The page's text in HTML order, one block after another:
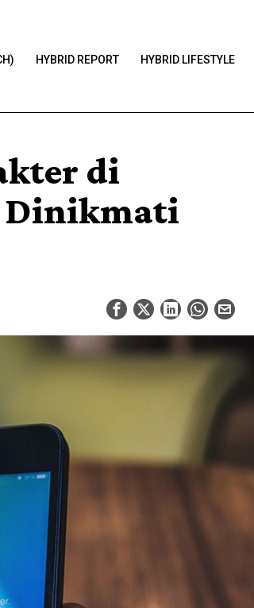
HYBRID REPORT HYBRID LIFESTYLE
di
Dinikmati